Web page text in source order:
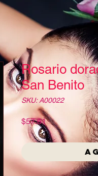
Rosario
San Benito
SKU: A00022
$57.61Precio